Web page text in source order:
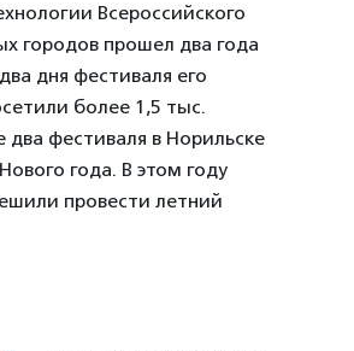
Всероссийского
городов прошел два года
дня фестиваля его
более 1,5 тыс.
два фестиваля в Норильске
года. В этом году
провести летний